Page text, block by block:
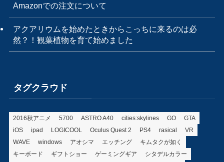
Amazonでの注文について
アクアリウムを始めたときからこっちに来るのは必
然？！観葉植物を育て始めました
タグクラウド
2016秋アニメ 5700 ASTRO A40 cities:skylines GO
GTA
iOS
ipad LOGICOOL Oculus Quest 2 PS4 rasical
VR
WAVE
windows アオシマ エッチング
キムタクが如く
キーボード
ギフトショー ゲーミングギア シタデルカラー